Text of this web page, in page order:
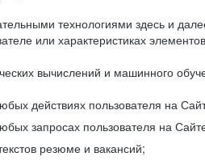
технологиями здесь и
или характеристиках
вычислений и машинного
действиях пользователя на
запросах пользователя на
резюме и вакансий;